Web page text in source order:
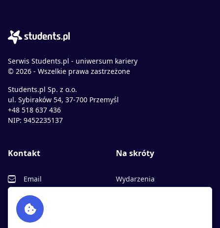
Serwis Students.pl - uniwersum kariery
© 2026 - Wszelkie prawa zastrzeżone
Students.pl Sp. z o.o.
ul. Sybiraków 54, 37-700 Przemyśl
+48 518 637 436
NIP: 9452235137
Kontakt
Email
Facebook
Twitter
Na skróty
Wydarzenia